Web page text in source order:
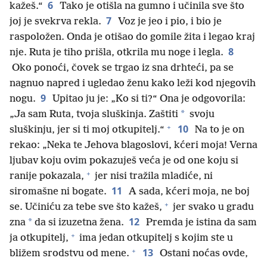
kažeš.“ 6 Tako je otišla na gumno i učinila sve što
joj je svekrva rekla. 7
Voz je jeo i pio, i bio je
raspoložen. Onda je otišao do gomile žita i legao kraj
nje. Ruta je tiho prišla, otkrila mu noge i legla. 8
Oko ponoći, čovek se trgao iz sna drhteći, pa se
nagnuo napred i ugledao ženu kako leži kod njegovih
nogu. 9
Upitao ju je: „Ko si ti?“ Ona je odgovorila:
„Ja sam Ruta, tvoja sluškinja. Zaštiti * svoju
sluškinju, jer si ti moj otkupitelj.“ + 10 Na to je on
rekao: „Neka te Jehova blagoslovi, kćeri moja! Verna
ljubav koju ovim pokazuješ veća je od one koju si
ranije pokazala, + jer nisi tražila mladiće, ni
siromašne ni bogate. 11
A sada, kćeri moja, ne boj
se. Učiniću za tebe sve što kažeš, + jer svako u gradu
zna * da si izuzetna žena. 12 Premda je istina da sam
ja otkupitelj, + ima jedan otkupitelj s kojim ste u
bližem srodstvu od mene. + 13 Ostani noćas ovde,